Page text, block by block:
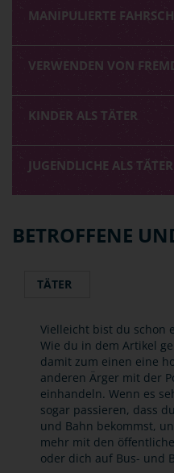
MANIPULIERTE
VERWENDEN VON
KINDER ALS TÄTER
JUGENDLICHE ALS TÄTER
BETROFFENE
TÄTER
Vielleicht bist du schon
Wie du in dem Artikel
damit zum einen eine
anderen Ärger mit der
einhandeln. Wenn es
sogar passieren, dass
und Bahn bekommst,
mehr mit den
oder dich auf Bus- und